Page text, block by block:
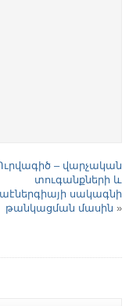
– վարչական
տուգանքների և
սակագնի
թանկացման մասին »